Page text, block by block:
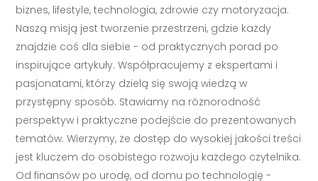
biznes, lifestyle, technologia, zdrowie czy motoryzacja.
Naszą misją jest tworzenie przestrzeni, gdzie każdy
znajdzie coś dla siebie - od praktycznych porad po
inspirujące artykuły. Współpracujemy z ekspertami i
pasjonatami, którzy dzielą się swoją wiedzą w
przystępny sposób. Stawiamy na różnorodność
perspektyw i praktyczne podejście do prezentowanych
tematów. Wierzymy, że dostęp do wysokiej jakości treści
jest kluczem do osobistego rozwoju każdego czytelnika.
Od finansów po urodę, od domu po technologię -